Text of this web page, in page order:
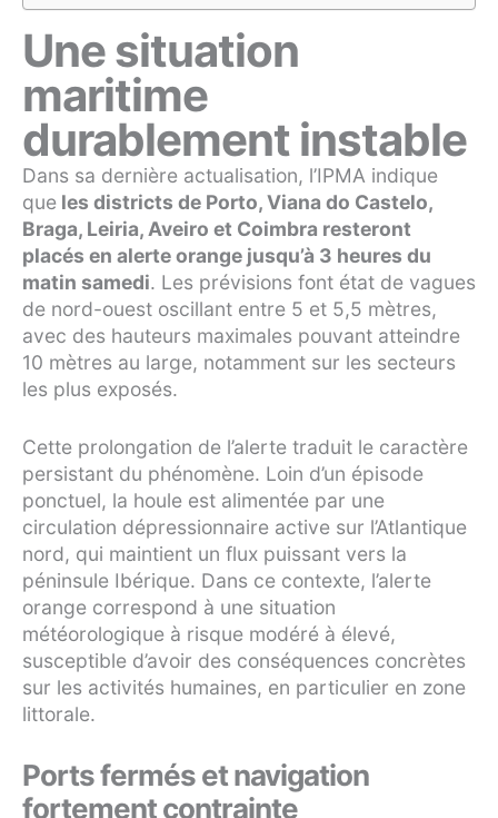
Une situation
maritime
durablement instable
Dans sa dernière actualisation, l’IPMA indique
que les districts de Porto, Viana do Castelo,
Braga, Leiria, Aveiro et Coimbra resteront
placés en alerte orange jusqu’à 3 heures du
matin samedi. Les prévisions font état de vagues
de nord-ouest oscillant entre 5 et 5,5 mètres,
avec des hauteurs maximales pouvant atteindre
10 mètres au large, notamment sur les secteurs
les plus exposés.
Cette prolongation de l’alerte traduit le caractère
persistant du phénomène. Loin d’un épisode
ponctuel, la houle est alimentée par une
circulation dépressionnaire active sur l’Atlantique
nord, qui maintient un flux puissant vers la
péninsule Ibérique. Dans ce contexte, l’alerte
orange correspond à une situation
météorologique à risque modéré à élevé,
susceptible d’avoir des conséquences concrètes
sur les activités humaines, en particulier en zone
littorale.
Ports fermés et navigation
fortement contrainte